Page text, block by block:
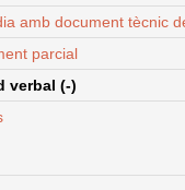
amb document tècnic
parcial
verbal (-)